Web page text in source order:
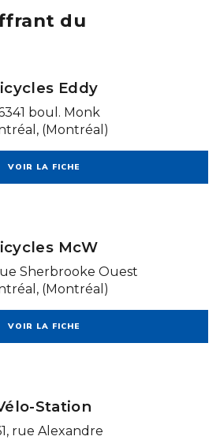
du
Eddy
boul. Monk
(Montréal)
VOIR LA FICHE
McW
Sherbrooke Ouest
(Montréal)
VOIR LA FICHE
Station
rue Alexandre